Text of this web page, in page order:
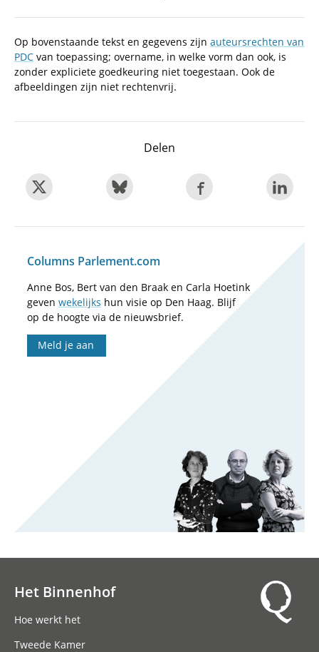
Op bovenstaande tekst en gegevens zijn auteursrechten van
PDC van toepassing; overname, in welke vorm dan ook, is
zonder expliciete goedkeuring niet toegestaan. Ook de
afbeeldingen zijn niet rechtenvrij.
Delen
Columns Parlement.com
Anne Bos, Bert van den Braak en Carla Hoetink
geven wekelijks hun visie op Den Haag. Blijf
op de hoogte via de nieuwsbrief.
Meld je aan
Het Binnenhof
Hoe werkt het
Tweede Kamer